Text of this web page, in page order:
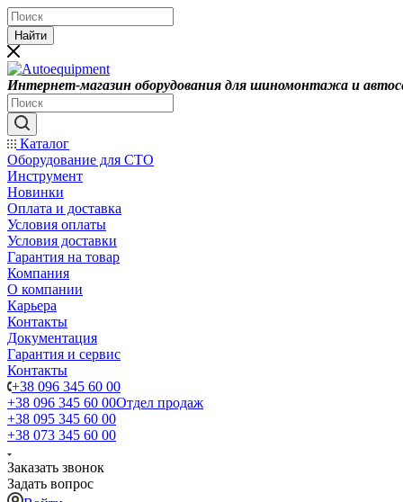
Найти
Интернет-магазин оборудования для шиномонтажа и
Каталог
Оборудование для СТО
Инструмент
Новинки
Оплата и доставка
Условия оплаты
Условия доставки
Гарантия на товар
Компания
О компании
Карьера
Контакты
Документация
Гарантия и сервис
Контакты
+38 096 345 60 00
+38 096 345 60 00Отдел продаж
+38 095 345 60 00
+38 073 345 60 00
Заказать звонок
Задать вопрос